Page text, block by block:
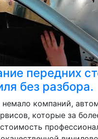
передних
без разбора.
немало компаний,
которые за